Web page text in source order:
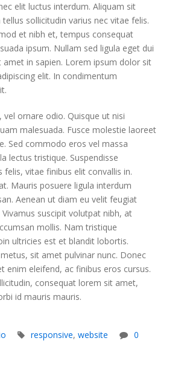
elit luctus interdum. Aliquam sit
sollicitudin varius nec vitae felis.
et nibh et, tempus consequat
ipsum. Nullam sed ligula eget dui
amet in sapien. Lorem ipsum dolor sit
elit. In condimentum
vel ornare odio. Quisque ut nisi
malesuada. Fusce molestie laoreet
Sed commodo eros vel massa
lectus tristique. Suspendisse
vitae finibus elit convallis in.
Mauris posuere ligula interdum
Aenean ut diam eu velit feugiat
Vivamus suscipit volutpat nibh, at
mollis. Nam tristique
ultricies est et blandit lobortis.
sit amet pulvinar nunc. Donec
enim eleifend, ac finibus eros cursus.
consequat lorem sit amet,
id mauris mauris.
responsive, website
0